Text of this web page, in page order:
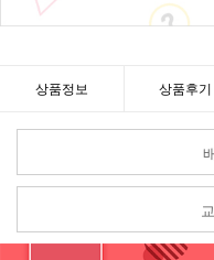
상품정보 상품후기